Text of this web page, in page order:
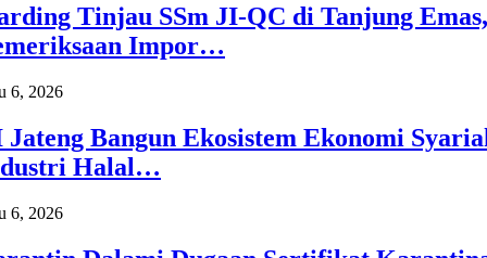
Tinjau SSm JI-QC di Tanjung Emas,
Impor…
6, 2026
Jateng Bangun Ekosistem Ekonomi
Halal…
6, 2026